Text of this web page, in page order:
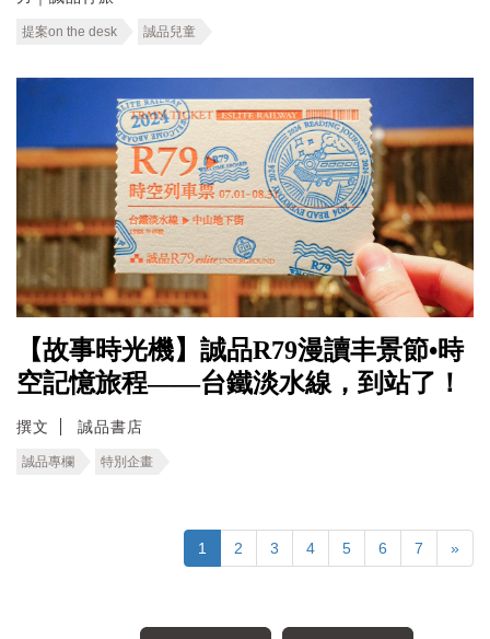
提案on the desk 誠品兒童
【故事時光機】誠品R79漫讀丰景節•時
空記憶旅程――台鐵淡水線，到站了！
撰文 誠品書店
誠品專欄 特別企畫
1 2 3 4 5 6 7 »